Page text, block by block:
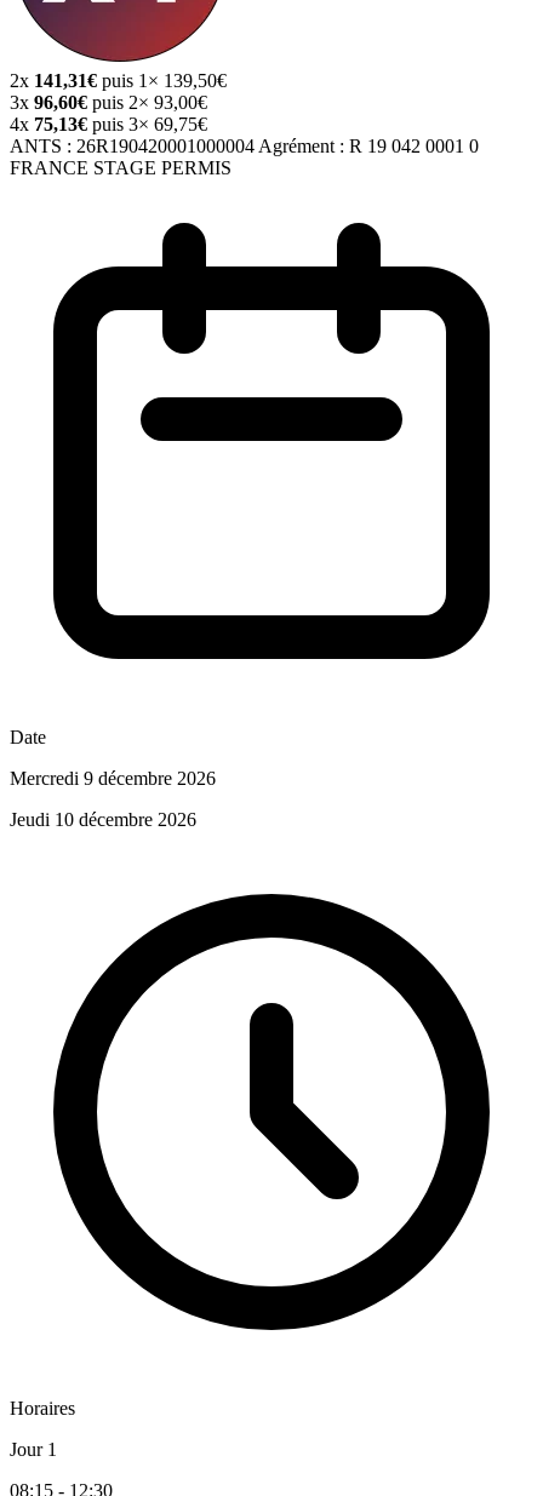
2x 141,31€ puis 1× 139,50€
3x 96,60€ puis 2× 93,00€
4x 75,13€ puis 3× 69,75€
ANTS : 26R190420001000004 Agrément : R 19 042 0001 0
FRANCE STAGE PERMIS
Date
Mercredi 9 décembre 2026
Jeudi 10 décembre 2026
Horaires
Jour 1
08:15 - 12:30